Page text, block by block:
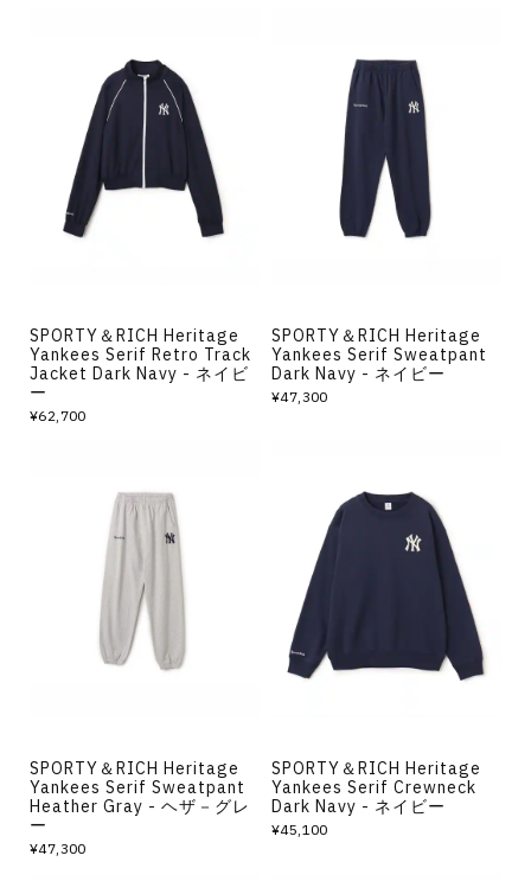
SPORTY＆RICH Heritage
Yankees Serif Retro Track
Jacket Dark Navy - ネイビ
ー
¥62,700
SPORTY＆RICH Heritage
Yankees Serif Sweatpant
Dark Navy - ネイビー
¥47,300
SPORTY＆RICH Heritage
Yankees Serif Sweatpant
Heather Gray - ヘザ－グレ
ー
¥47,300
SPORTY＆RICH Heritage
Yankees Serif Crewneck
Dark Navy - ネイビー
¥45,100